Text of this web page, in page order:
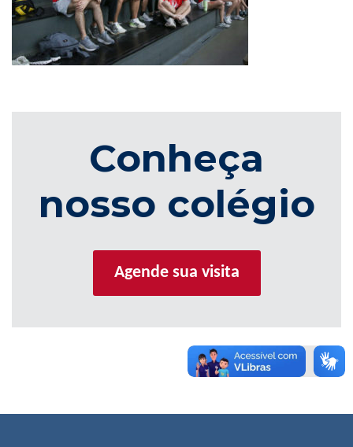
Conheça
nosso colégio
Agende sua visita